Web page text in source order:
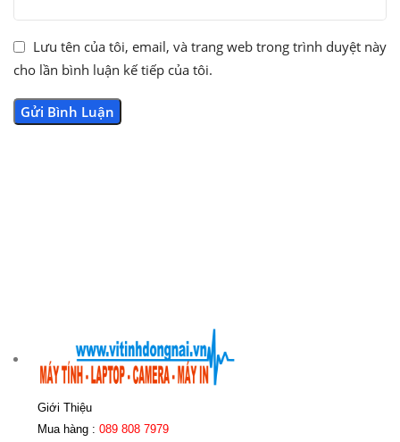
Lưu tên của tôi, email, và trang web trong trình duyệt này
cho lần bình luận kế tiếp của tôi.
Giới Thiệu
Mua hàng : 089 808 7979